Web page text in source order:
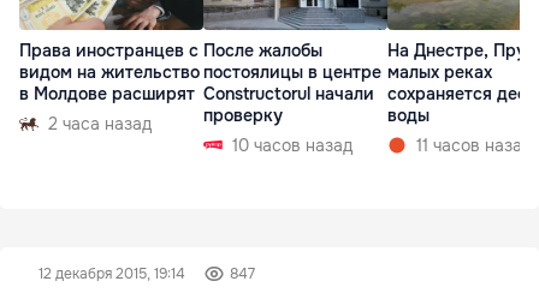
Права иностранцев с
видом на жительство
в Молдове расширят
2 часа назад
После жалобы
постоялицы в центре
Constructorul начали
проверку
10 часов назад
На Днестре,
малых реках
сохраняется
воды
11 часов назад
12 декабря 2015, 19:14 847